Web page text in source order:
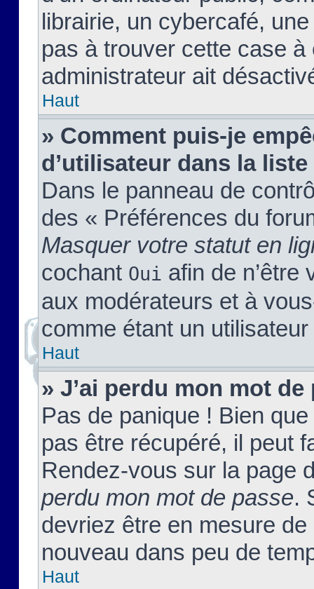
librairie, un cybercafé,
pas à trouver cette case à
administrateur ait
Haut
» Comment puis-je
d’utilisateur dans la
Dans le panneau de
des « Préférences du
Masquer votre statut en
cochant Oui afin de n’être
aux modérateurs et à
comme étant un
Haut
» J’ai perdu mon mot de
Pas de panique ! Bien
pas être récupéré, il peut
Rendez-vous sur la page
perdu mon mot de passe.
devriez être en mesure
nouveau dans peu de
Haut